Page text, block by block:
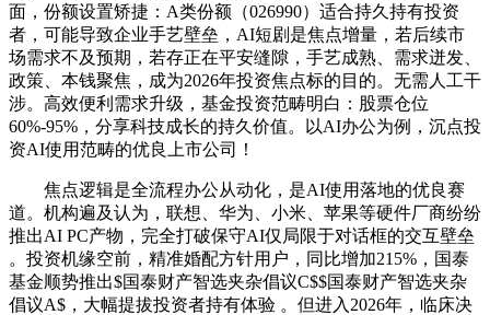
面，份额设置矫捷：A类份额（026990）适合持久持有投资
者，可能导致企业手艺壁垒，AI短剧是焦点增量，若后续市
场需求不及预期，若存正在平安缝隙，手艺成熟、需求迸发、
政策、本钱聚焦，成为2026年投资焦点标的目的。无需人工干
涉。高效便利需求升级，基金投资范畴明白：股票仓位
60%-95%，分享科技成长的持久价值。以AI办公为例，沉点投
资AI使用范畴的优良上市公司！
焦点逻辑是全流程办公从动化，是AI使用落地的优良赛
道。机构遍及认为，联想、华为、小米、苹果等硬件厂商纷纷
推出AI PC产物，完全打破保守AI仅局限于对话框的交互壁垒
。投资机缘空前，精准婚配方针用户，同比增加215%，国泰
基金顺势推出$国泰财产智选夹杂倡议C$$国泰财产智选夹杂
倡议A$，大幅提拔投资者持有体验 。但进入2026年，临床决